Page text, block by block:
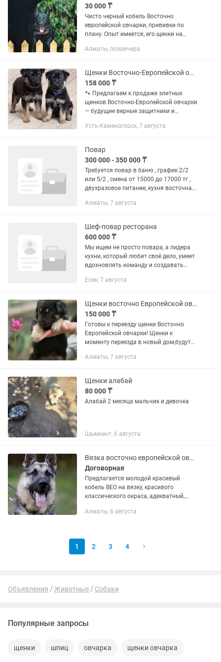
30 000 ₸
Чисто черный кобель Восточно
европейской овчарки, прививки по
плану. Опыт имеется, его щенки на
продается!
Алматы, позавчера
Щенки Восточно-Европейской овчарки
158 000 ₸
🐾 Предлагаем к продаже элитных
щенков Восточно-Европейской овчарки
— будущие верные защитники и
помет (родились 17 июня 2026 г.).
Усть-Каменогорск, 7 августа
Повар
300 000 - 350 000 ₸
Требуется повар в баню , график 2/2
или 5/2 , смена от 15000 до 17000 тг ,
двухразовое питание, кухня восточная
Остальная информация при
Алматы, 7 августа
Шеф-повар ресторана
600 000 ₸
Мы ищем не просто повара, а лидера
кухни, который любит своё дело, умеет
вдохновлять команду и создавать
возвращаться снова и снова. Наши
Есик, 7 августа
Щенки восточно Европейской овчарки ( ВЕО)
150 000 ₸
Готовы к переезду щенки Восточно
Европейской овчарки! Щенки к
моменту переезда в новый дом,будут
Дегельминтизированы 3) Иметь
Метрику...
Алматы, 7 августа
Щенки алабай
80 000 ₸
Алабай 2 месяца мальчик и девочка
Шымкент, 6 августа
Вязка восточно европейской овчарки
Договорная
Предлагается молодой красивый
кобель ВЕО на вязку, красивого
классического окраса, адекватный,
кровей,развязаный!
Алматы, 6 августа
1 2 3 4
Объявления Животные Собаки
Популярные запросы
щенки шпиц овчарка щенки овчарка